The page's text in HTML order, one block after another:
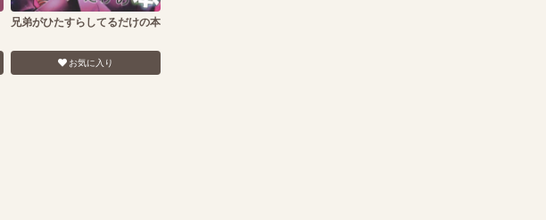
兄弟がひたすらしてるだけの本
お気に入り